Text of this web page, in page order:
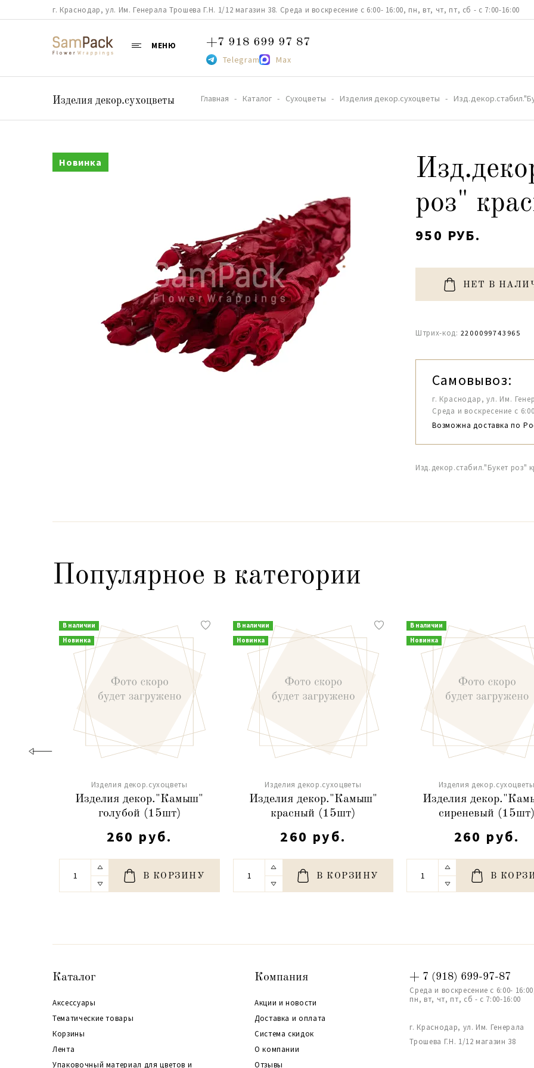
г. Краснодар, ул. Им. Генерала Трошева Г.Н. 1/12 магазин 38. Среда и воскресение с 6:00- 16:00, пн, вт, чт, пт, сб - с 7:00-16:00
МЕНЮ +7 918 699 97 87
Telegram Max
Изделия декор.сухоцветы Главная Каталог Сухоцветы Изделия декор.сухоцветы
Новинка
роз"
950 РУБ.
НЕТ В
Штрих-код: 2200099743965
Самовывоз:
г. Краснодар, ул. Им.
Среда и воскресение с
Возможна доставка по
Изд.декор.стабил."Букет роз"
Популярное в категории
В наличии
Новинка
Изделия декор.сухоцветы
Изделия декор."Камыш"
голубой (15шт)
260 руб.
В КОРЗИНУ
В наличии
Новинка
Изделия декор.сухоцветы
Изделия декор."Камыш"
красный (15шт)
260 руб.
В КОРЗИНУ
В наличии
Новинка
Изделия декор.сухоцветы
Изделия
сиреневый (15шт)
260 руб.
В
Каталог
Аксессуары
Тематические товары
Корзины
Лента
Упаковочный материал для цветов и
Компания
Акции и новости
Доставка и оплата
Система скидок
О компании
Отзывы
+ 7 (918) 699-97-87
Среда и воскресение с 6:00-
пн, вт, чт, пт, сб - с 7:00-16:00
г. Краснодар, ул. Им. Генерала
Трошева Г.Н. 1/12 магазин 38